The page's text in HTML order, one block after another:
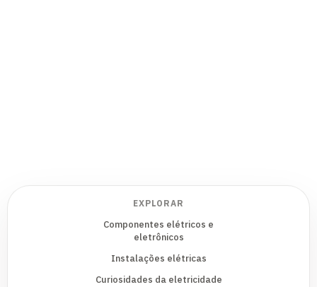
EXPLORAR
Componentes elétricos e
eletrônicos
Instalações elétricas
Curiosidades da eletricidade